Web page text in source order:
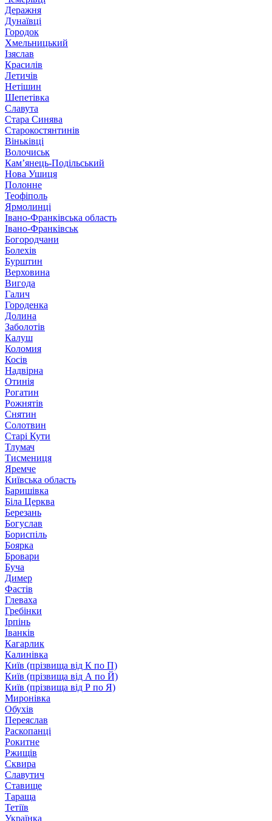
Деражня
Дунаївці
Городок
Хмельницький
Ізяслав
Красилів
Летичів
Нетішин
Шепетівка
Славута
Стара Синява
Старокостянтинів
Віньківці
Волочиськ
Кам’янець-Подільський
Нова Ушиця
Полонне
Теофіполь
Ярмолинці
Івано-Франківська область
Івано-Франківськ
Богородчани
Болехів
Бурштин
Верховина
Вигода
Галич
Городенка
Долина
Заболотів
Калуш
Коломия
Косів
Надвірна
Отинія
Рогатин
Рожнятів
Снятин
Солотвин
Старі Кути
Тлумач
Тисмениця
Яремче
Київська область
Баришівка
Біла Церква
Березань
Богуслав
Бориспіль
Боярка
Бровари
Буча
Димер
Фастів
Глеваха
Гребінки
Ірпінь
Іванків
Кагарлик
Калинівка
Київ (прізвища від К по П)
Київ (прізвища від А по Й)
Київ (прізвища від Р по Я)
Миронівка
Обухів
Переяслав
Раскопанці
Рокитне
Ржищів
Сквира
Славутич
Ставище
Тараща
Тетіїв
Українка